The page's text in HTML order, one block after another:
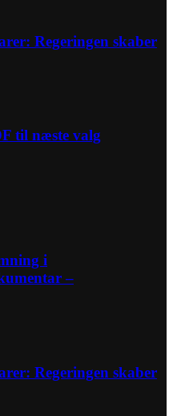
Regeringen skaber
til næste valg
i
–
Regeringen skaber